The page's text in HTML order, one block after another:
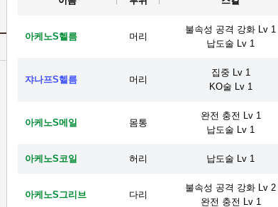
아케노S헬름 머리
불속성 공격 강화 Lv 1
납도술 Lv 1
쟈나프S헬름 머리
집중 Lv 1
KO술 Lv 1
아케노S메일 몸통
완전 충전 Lv 1
납도술 Lv 1
아케노S코일 허리 납도술 Lv 1
아케노S그리브 다리
불속성 공격 강화 Lv 2
완전 충전 Lv 1